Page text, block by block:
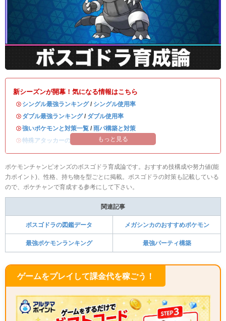
新シーズンが開幕！気になる情報はこちら
・ シングル最強ランキング/ シングル使用率
・ ダブル最強ランキング/ ダブル使用率
・強いポケモンと対策一覧 / 雨パ構築と対策
・特殊アタッカーのおすすめランキング
もっと見る
ポケモンチャンピオンズのボスゴドラ育成論です。おすすめ技構成や努力値(能
力ポイント)、性格、持ち物を型ごとに掲載。ボスゴドラの対策も記載している
ので、ポケチャンで育成する参考にして下さい。
関連記事
ボスゴドラの図鑑データ メガシンカのおすすめポケモン
最強ポケモンランキング 最強パーティ構築
ゲームをプレイして課金代を稼ごう！